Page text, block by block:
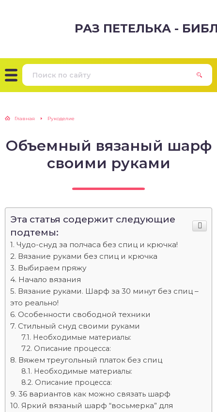
РАЗ ПЕТЕЛЬКА -
Главная Рукоделие
Объемный вязаный шарф
своими руками
Эта статья содержит следующие
подтемы:
Чудо-снуд за полчаса без спиц и крючка!
Вязание руками без спиц и крючка
Выбираем пряжу
Начало вязания
Вязание руками. Шарф за 30 минут без спиц –
это реально!
Особенности свободной техники
Стильный снуд своими руками
Необходимые материалы:
Описание процесса:
Вяжем треугольный платок без спиц
Необходимые материалы:
Описание процесса:
36 вариантов как можно связать шарф
Яркий вязаный шарф “восьмерка” для